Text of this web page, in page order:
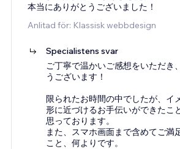
本当にありがとうございました！
Anlitad för: Klassisk webbdesign
Specialistens svar
ご丁寧で温かいご感想をいただき
うございます！
限られたお時間の中でしたが、イ
形に近づけるお手伝いができたこ
思っております。
また、スマホ画面まで含めてご満
こと、何よりです。